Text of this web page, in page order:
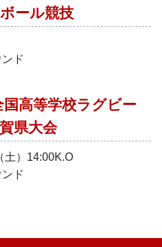
ール競技
ド
高等学校ラグビー
県大会
土）14:00K.O
ド